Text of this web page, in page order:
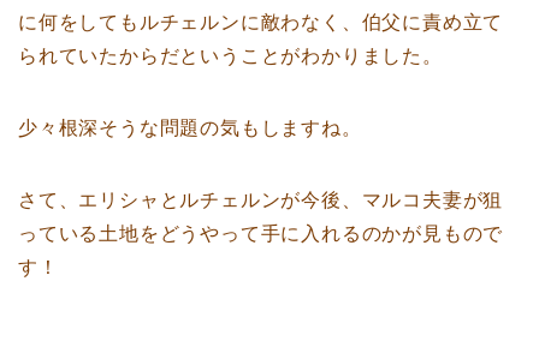
に何をしてもルチェルンに敵わなく、伯父に責め立て
られていたからだということがわかりました。
少々根深そうな問題の気もしますね。
さて、エリシャとルチェルンが今後、マルコ夫妻が狙
っている土地をどうやって手に入れるのかが見もので
す！